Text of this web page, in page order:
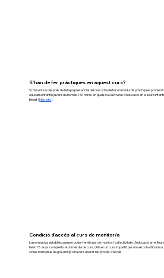
S'han de fer pràctiques en aquest curs?
Sí. Durant i/o després de l'etapa presencial del curs s'ha de fer un mòdul de pràctiques
educatiu infantil i juvenil de només 160 hores en qualsevol activitat d’educació en el lleure
titolat (Més info).
Condició d'accés al curs de monitor/a
La normativa estableix que per poder fer el curs de monitor/a d’activitats d’educació en el
tenir 18 anys complerts el primer dia de curs. (Al ser un curs impartit per una escola oficial no
cicles formatius de grau mitjà o haver superat les procés d’accés.